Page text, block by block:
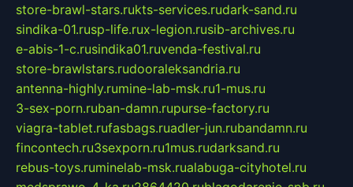
store-brawl-stars.rukts-services.rudark-sand.ru
sindika-01.rusp-life.rux-legion.rusib-archives.ru
e-abis-1-c.rusindika01.ruvenda-festival.ru
store-brawlstars.rudooraleksandria.ru
antenna-highly.rumine-lab-msk.ru1-mus.ru
3-sex-porn.ruban-damn.rupurse-factory.ru
viagra-tablet.rufasbags.ruadler-jun.rubandamn.ru
fincontech.ru3sexporn.ru1mus.rudarksand.ru
rebus-toys.ruminelab-msk.rualabuga-cityhotel.ru